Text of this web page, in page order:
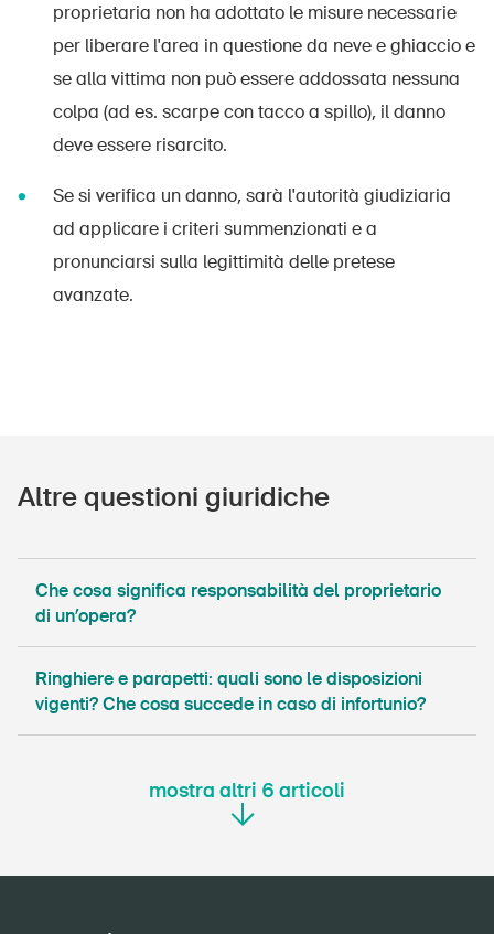
proprietaria non ha adottato le misure necessarie
per liberare l'area in questione da neve e ghiaccio e
se alla vittima non può essere addossata nessuna
colpa (ad es. scarpe con tacco a spillo), il danno
deve essere risarcito.
Se si verifica un danno, sarà l'autorità giudiziaria
ad applicare i criteri summenzionati e a
pronunciarsi sulla legittimità delle pretese
avanzate.
Altre questioni giuridiche
Che cosa significa responsabilità del proprietario
di un’opera?
Ringhiere e parapetti: quali sono le disposizioni
vigenti? Che cosa succede in caso di infortunio?
mostra altri 6 articoli